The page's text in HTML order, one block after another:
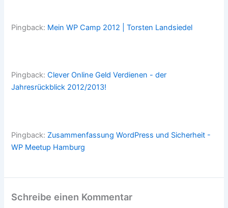
Pingback: Mein WP Camp 2012 | Torsten Landsiedel
Pingback:Clever Online Geld Verdienen - der
Jahresrückblick 2012/2013!
Pingback: Zusammenfassung WordPress und Sicherheit -
WP Meetup Hamburg
Schreibe einen Kommentar